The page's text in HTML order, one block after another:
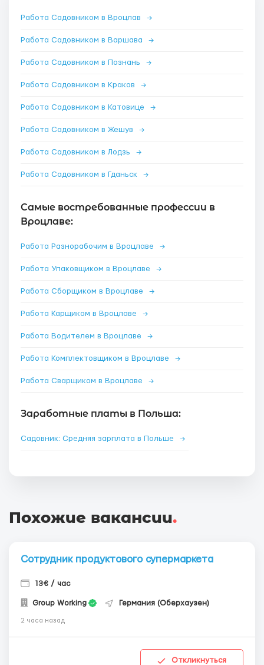
Работа Садовником в Вроцлав →
Работа Садовником в Варшава →
Работа Садовником в Познань →
Работа Садовником в Краков →
Работа Садовником в Катовице →
Работа Садовником в Жешув →
Работа Садовником в Лодзь →
Работа Садовником в Гданьск →
Самые востребованные профессии в
Вроцлаве:
Работа Разнорабочим в Вроцлаве →
Работа Упаковщиком в Вроцлаве →
Работа Сборщиком в Вроцлаве →
Работа Карщиком в Вроцлаве →
Работа Водителем в Вроцлаве →
Работа Комплектовщиком в Вроцлаве →
Работа Сварщиком в Вроцлаве →
Заработные платы в Польша:
Садовник: Средняя зарплата в Польше →
Похожие вакансии.
Сотрудник продуктового супермаркета
13€ / час
Group Working Германия (Оберхаузен)
2 часа назад
Откликнуться